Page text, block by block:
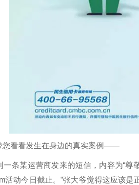
您看看发生在身边的真实案例——
一条某运营商发来的短信，内容为“
活动今日截止。”张大爷觉得这应该